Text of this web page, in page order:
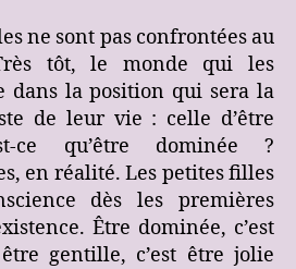
ne sont pas confrontées au
tôt, le monde qui les
dans la position qui sera la
de leur vie : celle d’être
ce qu’être dominée ?
en réalité. Les petites filles
dès les premières
Être dominée, c’est
être gentille, c’est être jolie